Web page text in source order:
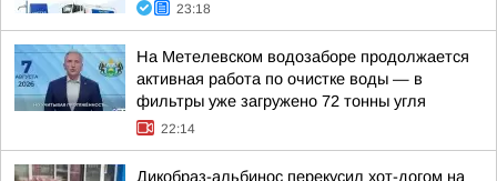
23:18
На Метелевском водозаборе продолжается
активная работа по очистке воды — в
фильтры уже загружено 72 тонны угля
22:14
Дикобраз-альбинос перекусил хот-догом на